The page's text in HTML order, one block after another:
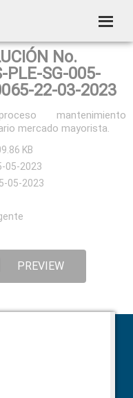
No.
PLE-SG-005-
22-03-2023
mantenimiento
mercado mayorista.
KB
05-2023
05-2023
PREVIEW